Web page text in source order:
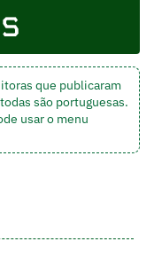
que publicaram
são portuguesas.
usar o menu